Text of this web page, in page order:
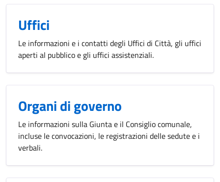
Uffici
Le informazioni e i contatti degli Uffici di Città, gli uffici
aperti al pubblico e gli uffici assistenziali.
Organi di governo
Le informazioni sulla Giunta e il Consiglio comunale,
incluse le convocazioni, le registrazioni delle sedute e i
verbali.